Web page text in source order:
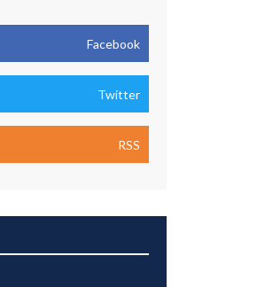
Facebook
Twitter
RSS